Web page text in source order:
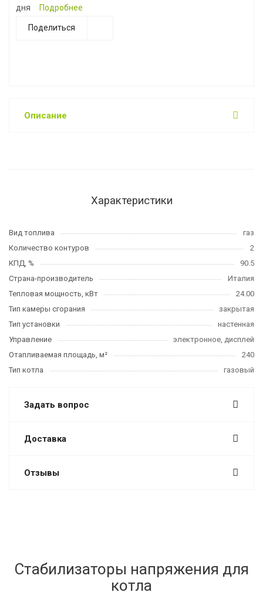
дня
Подробнее
Поделиться
Описание
Характеристики
Вид топлива
газ
Количество контуров
2
КПД, %
90.5
Страна-производитель
Италия
Тепловая мощность, кВт
24.00
Тип камеры сгорания
закрытая
Тип установки
настенная
Управление
электронное, дисплей
Отапливаемая площадь, м²
240
Тип котла
газовый
Задать вопрос
Доставка
Отзывы
Стабилизаторы напряжения для
котла